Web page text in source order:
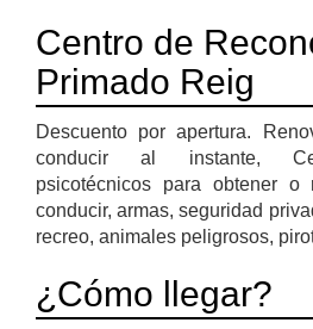
Centro de
Primado Reig
Descuento por apertura.
conducir al instante,
psicotécnicos para obtener o
conducir, armas, seguridad
recreo, animales peligrosos,
¿Cómo llegar?